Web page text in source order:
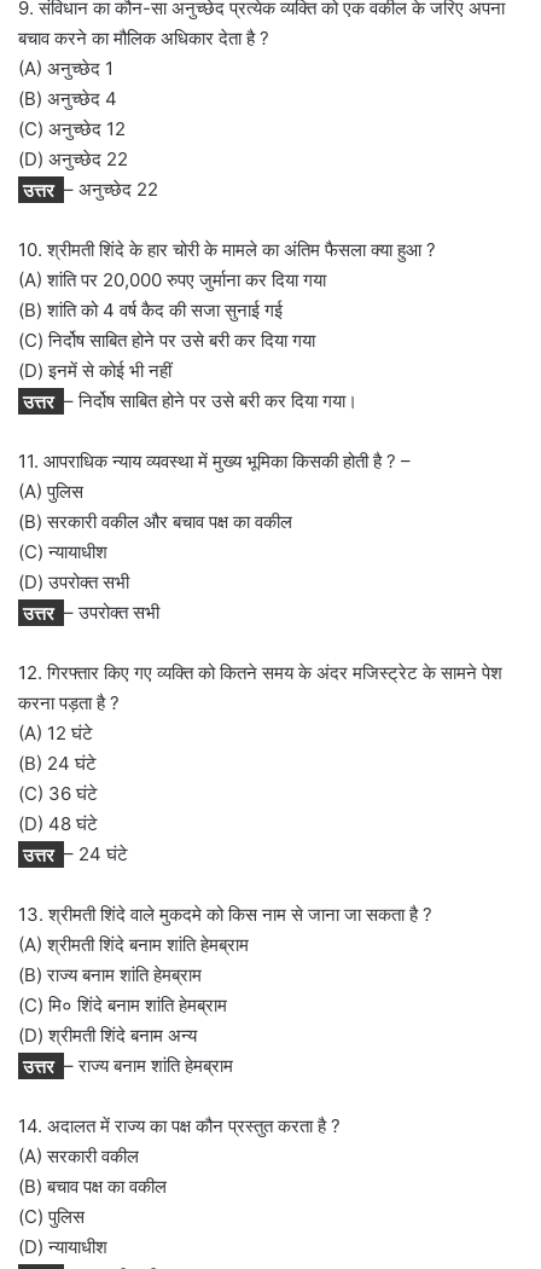
9. संविधान का कौन-सा अनुच्छेद प्रत्येक व्यक्ति को एक वकील के जरिए अपना
बचाव करने का मौलिक अधिकार देता है ?
(A) अनुच्छेद 1
(B) अनुच्छेद 4
(C) अनुच्छेद 12
(D) अनुच्छेद 22
उत्तर – अनुच्छेद 22
10. श्रीमती शिंदे के हार चोरी के मामले का अंतिम फैसला क्या हुआ ?
(A) शांति पर 20,000 रुपए जुर्माना कर दिया गया
(B) शांति को 4 वर्ष कैद की सजा सुनाई गई
(C) निर्दोष साबित होने पर उसे बरी कर दिया गया
(D) इनमें से कोई भी नहीं
उत्तर – निर्दोष साबित होने पर उसे बरी कर दिया गया।
11. आपराधिक न्याय व्यवस्था में मुख्य भूमिका किसकी होती है ? –
(A) पुलिस
(B) सरकारी वकील और बचाव पक्ष का वकील
(C) न्यायाधीश
(D) उपरोक्त सभी
उत्तर – उपरोक्त सभी
12. गिरफ्तार किए गए व्यक्ति को कितने समय के अंदर मजिस्ट्रेट के सामने पेश
करना पड़ता है ?
(A) 12 घंटे
(B) 24 घंटे
(C) 36 घंटे
(D) 48 घंटे
उत्तर – 24 घंटे
13. श्रीमती शिंदे वाले मुकदमे को किस नाम से जाना जा सकता है ?
(A) श्रीमती शिंदे बनाम शांति हेमब्राम
(B) राज्य बनाम शांति हेमब्राम
(C) मि० शिंदे बनाम शांति हेमब्राम
(D) श्रीमती शिंदे बनाम अन्य
उत्तर – राज्य बनाम शांति हेमब्राम
14. अदालत में राज्य का पक्ष कौन प्रस्तुत करता है ?
(A) सरकारी वकील
(B) बचाव पक्ष का वकील
(C) पुलिस
(D) न्यायाधीश